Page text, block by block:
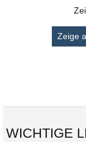
Zeige
WICHTIGE